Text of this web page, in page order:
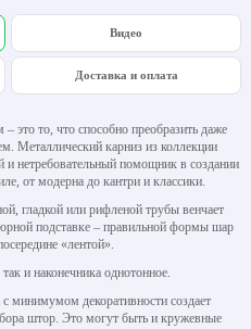
Видео
Доставка и оплата
это то, что способно преобразить даже
Металлический карниз из коллекции
нетребовательный помощник в создании
от модерна до кантри и классики.
гладкой или рифленой трубы венчает
подставке – правильной формы шар
«лентой».
и наконечника однотонное.
с минимумом декоративности создает
штор. Это могут быть и кружевные